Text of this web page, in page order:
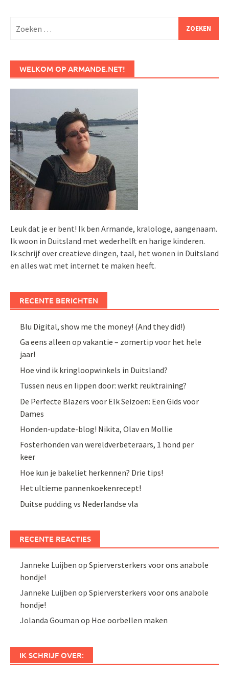
naar:
WELKOM OP ARMANDE.NET!
Leuk dat je er bent! Ik ben Armande, kralologe, aangenaam.
Ik woon in Duitsland met wederhelft en harige kinderen.
Ik schrijf over creatieve dingen, taal, het wonen in Duitsland
en alles wat met internet te maken heeft.
RECENTE BERICHTEN
Blu Digital, show me the money! (And they did!)
Ga eens alleen op vakantie – zomertip voor het hele
jaar!
Hoe vind ik kringloopwinkels in Duitsland?
Tussen neus en lippen door: werkt reuktraining?
De Perfecte Blazers voor Elk Seizoen: Een Gids voor
Dames
Honden-update-blog! Nikita, Olav en Mollie
Fosterhonden van wereldverbeteraars, 1 hond per
keer
Hoe kun je bakeliet herkennen? Drie tips!
Het ultieme pannenkoekenrecept!
Duitse pudding vs Nederlandse vla
RECENTE REACTIES
Janneke Luijben opSpierversterkers voor ons anabole
hondje!
Janneke Luijben opSpierversterkers voor ons anabole
hondje!
Jolanda Gouman op Hoe oorbellen maken
IK SCHRIJF OVER: